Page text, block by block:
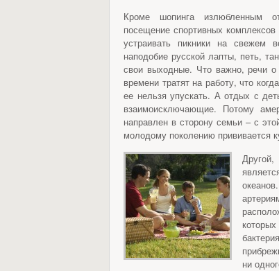
Кроме шопинга излюбленным
посещение спортивных
устраивать пикники на свежем
наподобие русской лапты, петь,
свои выходные. Что важно, речи о
времени тратят на работу, что
ее нельзя упускать. А отдых с
взаимоисключающие. Потому
направлен в сторону семьи – с
молодому поколению прививается
ни